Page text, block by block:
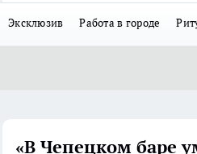
Эксклюзив Работа в городе
«В Чепецком баре